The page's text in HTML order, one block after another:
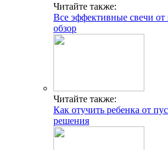
Читайте также:
Все эффективные свечи
обзор
Читайте также:
Как отучить ребенка от
решения